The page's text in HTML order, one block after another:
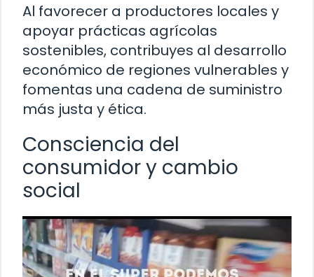
Al favorecer a productores locales y
apoyar prácticas agrícolas
sostenibles, contribuyes al desarrollo
económico de regiones vulnerables y
fomentas una cadena de suministro
más justa y ética.
Consciencia del
consumidor y cambio
social